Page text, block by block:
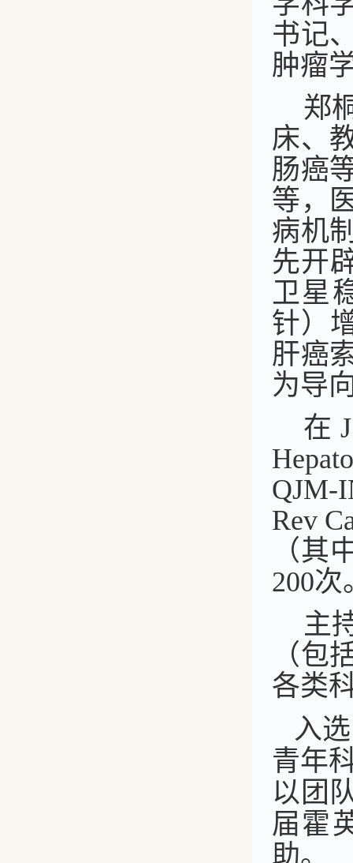
书记
肿瘤
郑
床、
肠癌
等，
病机
先开
卫星
针）
肝癌
为导
在
QJM-
Rev
（其
200次
主
（包
各类
入
青年
以团
届霍
助。